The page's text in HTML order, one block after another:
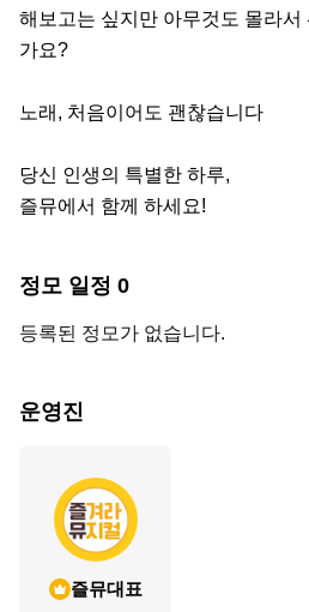
해보고는 싶지만 아무것도 몰라서
가요?
노래, 처음이어도 괜찮습니다
당신 인생의 특별한 하루,
즐뮤에서 함께 하세요!
정모 일정 0
등록된 정모가 없습니다.
운영진
즐뮤대표